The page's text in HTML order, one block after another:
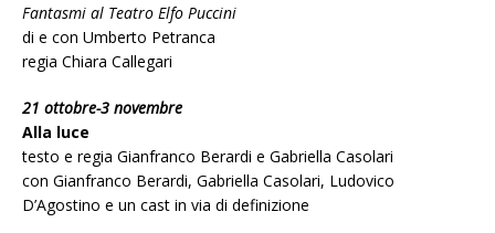
Fantasmi al Teatro Elfo Puccini
di e con Umberto Petranca
regia Chiara Callegari
21 ottobre-3 novembre
Alla luce
testo e regia Gianfranco Berardi e Gabriella Casolari
con Gianfranco Berardi, Gabriella Casolari, Ludovico
D’Agostino e un cast in via di definizione